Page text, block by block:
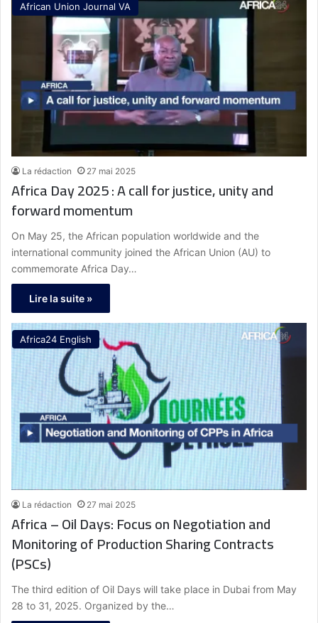
African Union Journal VA
La rédaction 27 mai 2025
Africa Day 2025 : A call for justice, unity and
forward momentum
On May 25, the African population worldwide and the
international community joined the African Union (AU) to
commemorate Africa Day…
Lire la suite »
Africa24 English
La rédaction 27 mai 2025
Africa – Oil Days: Focus on Negotiation and
Monitoring of Production Sharing Contracts
(PSCs)
The third edition of Oil Days will take place in Dubai from May
28 to 31, 2025. Organized by the…